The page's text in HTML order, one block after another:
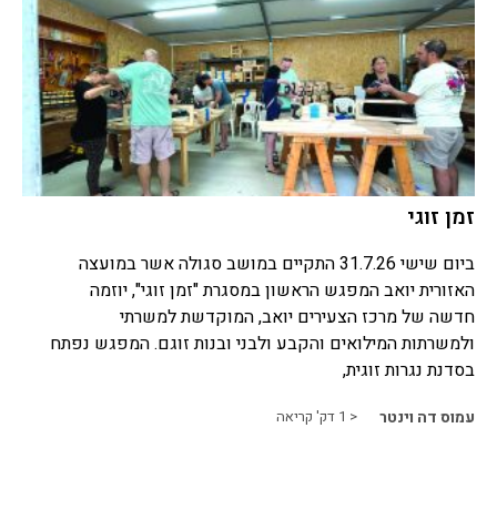
זמן זוגי
ביום שישי 31.7.26 התקיים במושב סגולה אשר במועצה
האזורית יואב המפגש הראשון במסגרת "זמן זוגי", יוזמה
חדשה של מרכז הצעירים יואב, המוקדשת למשרתי
ולמשרתות המילואים והקבע ולבני ובנות זוגם. המפגש נפתח
בסדנת נגרות זוגית,
עמוס דה וינטר < 1 דק' קריאה